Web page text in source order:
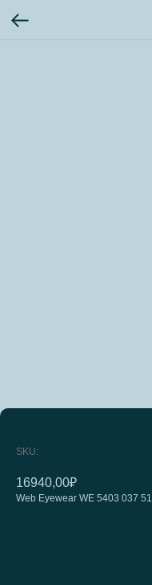
SKU:
16940,00₽
Web Eyewear WE 5403 037 51